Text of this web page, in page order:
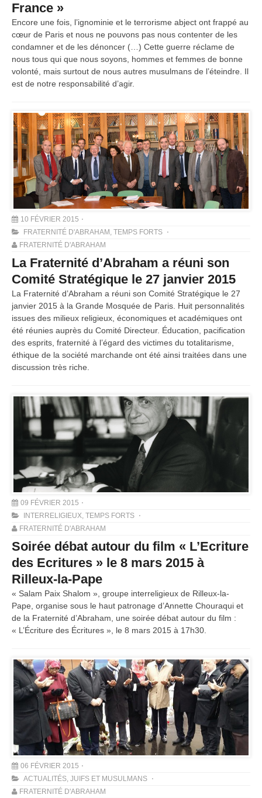
France »
Encore une fois, l’ignominie et le terrorisme abject ont frappé au
cœur de Paris et nous ne pouvons pas nous contenter de les
condamner et de les dénoncer (…) Cette guerre réclame de
nous tous qui que nous soyons, hommes et femmes de bonne
volonté, mais surtout de nous autres musulmans de l’éteindre. Il
est de notre responsabilité d’agir.
10 FÉVRIER 2015
FRATERNITÉ D'ABRAHAM , TEMPS FORTS
FRATERNITÉ D'ABRAHAM
La Fraternité d’Abraham a réuni son
Comité Stratégique le 27 janvier 2015
La Fraternité d’Abraham a réuni son Comité Stratégique le 27
janvier 2015 à la Grande Mosquée de Paris. Huit personnalités
issues des milieux religieux, économiques et académiques ont
été réunies auprès du Comité Directeur. Éducation, pacification
des esprits, fraternité à l’égard des victimes du totalitarisme,
éthique de la société marchande ont été ainsi traitées dans une
discussion très riche.
09 FÉVRIER 2015
INTERRELIGIEUX, TEMPS FORTS
FRATERNITÉ D'ABRAHAM
Soirée débat autour du film « L’Ecriture
des Ecritures » le 8 mars 2015 à
Rilleux-la-Pape
« Salam Paix Shalom », groupe interreligieux de Rilleux-la-
Pape, organise sous le haut patronage d’Annette Chouraqui et
de la Fraternité d’Abraham, une soirée débat autour du film :
« L’Écriture des Écritures », le 8 mars 2015 à 17h30.
06 FÉVRIER 2015
ACTUALITÉS, JUIFS ET MUSULMANS
FRATERNITÉ D'ABRAHAM